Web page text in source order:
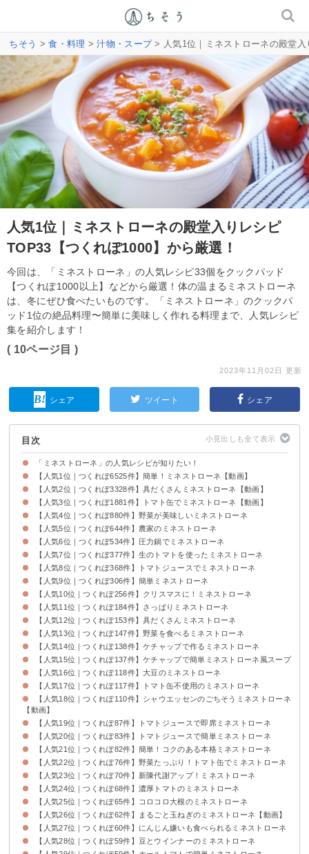
ちそう >食・料理 >汁物・スープ> 人気1位｜ミネストローネの殿堂
人気1位｜ミネストローネの殿堂入りレシピ
TOP33【つくれぽ1000】から厳選！
今回は、「ミネストローネ」の人気レシピ33個をクックパッド
【つくれぽ1000以上】などから厳選！体の温まるミネストローネ
は、冬にぜひ食べたいものです。「ミネストローネ」のクックパ
ッド1位の絶品料理〜簡単に美味しく作れる料理まで、人気レシピ
集を紹介します！
( 10ページ目 )
2023年11月02日 更新
シェア ツイート シェア
目次
「ミネストローネ」の人気レシピが知りたい！
【人気1位｜つくれぽ6525件】簡単！ミネストローネ【動画】
【人気2位｜つくれぽ3328件】具だくさんミネストローネ【動画】
【人気3位｜つくれぽ1881件】トマト缶でミネストローネ【動画】
【人気4位｜つくれぽ880件】野菜が美味しいミネストローネ
【人気5位｜つくれぽ644件】農家のミネストローネ
【人気6位｜つくれぽ534件】圧力鍋でミネストローネ
【人気7位｜つくれぽ377件】生のトマトを使ったミネストローネ
【人気8位｜つくれぽ368件】トマトジュースでミネストローネ
【人気9位｜つくれぽ306件】簡単ミネストローネ
【人気10位｜つくれぽ256件】クリスマスに！ミネストローネ
【人気11位｜つくれぽ184件】さっぱりミネストローネ
【人気12位｜つくれぽ153件】具だくさんミネストローネ
【人気13位｜つくれぽ147件】野菜を食べるミネストローネ
【人気14位｜つくれぽ138件】ケチャップで作るミネストローネ
【人気15位｜つくれぽ137件】ケチャップで簡単ミネストローネ風スープ
【人気16位｜つくれぽ118件】大豆のミネストローネ
【人気17位｜つくれぽ117件】トマト缶不使用のミネストローネ
【人気18位｜つくれぽ110件】シャウエッセンのごちそうミネストローネ
【動画】
【人気19位｜つくれぽ87件】トマトジュースで即席ミネストローネ
【人気20位｜つくれぽ83件】トマトジュースで簡単ミネストローネ
【人気21位｜つくれぽ82件】簡単！コクのある本格ミネストローネ
【人気22位｜つくれぽ76件】野菜たっぷり！トマト缶でミネストローネ
【人気23位｜つくれぽ70件】新陳代謝アップ！ミネストローネ
【人気24位｜つくれぽ68件】濃厚トマトのミネストローネ
【人気25位｜つくれぽ65件】コロコロ大根のミネストローネ
【人気26位｜つくれぽ62件】まるごと玉ねぎのミネストローネ【動画】
【人気27位｜つくれぽ60件】にんじん嫌いも食べられるミネストローネ
【人気28位｜つくれぽ59件】豆とウインナーのミネストローネ